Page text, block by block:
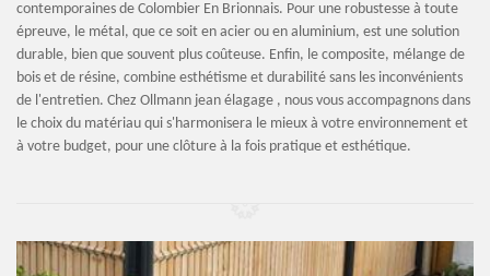
contemporaines de Colombier En Brionnais. Pour une robustesse à toute
épreuve, le métal, que ce soit en acier ou en aluminium, est une solution
durable, bien que souvent plus coûteuse. Enfin, le composite, mélange de
bois et de résine, combine esthétisme et durabilité sans les inconvénients
de l'entretien. Chez Ollmann jean élagage , nous vous accompagnons dans
le choix du matériau qui s'harmonisera le mieux à votre environnement et
à votre budget, pour une clôture à la fois pratique et esthétique.